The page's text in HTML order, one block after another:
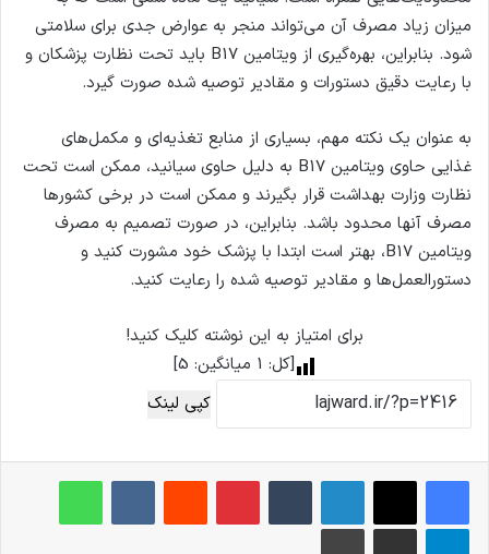
میزان زیاد مصرف آن می‌تواند منجر به عوارض جدی برای سلامتی
شود. بنابراین، بهره‌گیری از ویتامین B17 باید تحت نظارت پزشکان و
با رعایت دقیق دستورات و مقادیر توصیه شده صورت گیرد.
به عنوان یک نکته مهم، بسیاری از منابع تغذیه‌ای و مکمل‌های
غذایی حاوی ویتامین B17 به دلیل حاوی سیانید، ممکن است تحت
نظارت وزارت بهداشت قرار بگیرند و ممکن است در برخی کشورها
مصرف آنها محدود باشد. بنابراین، در صورت تصمیم به مصرف
ویتامین B17، بهتر است ابتدا با پزشک خود مشورت کنید و
دستورالعمل‌ها و مقادیر توصیه شده را رعایت کنید.
برای امتیاز به این نوشته کلیک کنید!
[کل: 1 میانگین: 5
]
کپی لینک
فیس بوک X لینکدین ‫تامبلر ‫پین‌ترست‫رددیت ‫VKontakteواتس آپ
تلگرام اشتراک گذاری از طریق ایمیل چاپ